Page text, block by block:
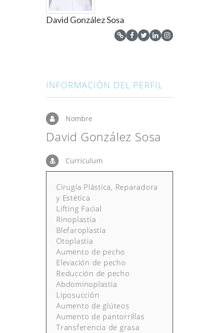
David González Sosa
INFORMACIÓN DEL PERFIL
Nombre
David González Sosa
Currículum
Cirugía Plástica, Reparadora
y Estética
Lifting Facial
Rinoplastia
Blefaroplastia
Otoplastia
Aumento de pecho
Elevación de pecho
Reducción de pecho
Abdominoplastia
Liposucción
Aumento de glúteos
Aumento de pantorrillas
Transferencia de grasa